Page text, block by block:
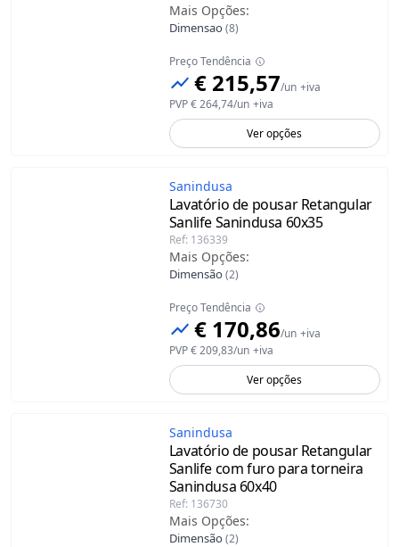
Mais Opções:
Dimensao(8)
Preço Tendência
€ 215,57/un +iva
PVP€ 264,74/un +iva
Ver opções
Sanindusa
Lavatório de pousar Retangular
Sanlife Sanindusa 60x35
Ref: 136339
Mais Opções:
Dimensão(2)
Preço Tendência
€ 170,86/un +iva
PVP€ 209,83/un +iva
Ver opções
Sanindusa
Lavatório de pousar Retangular
Sanlife com furo para torneira
Sanindusa 60x40
Ref: 136730
Mais Opções:
Dimensão(2)